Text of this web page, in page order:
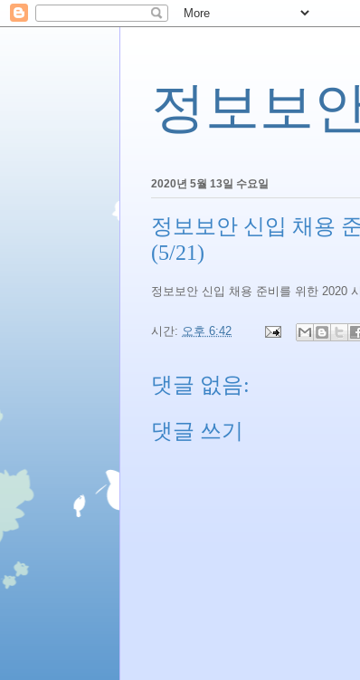
정보보
2020년 5월 13일 수요일
정보보안 신입 채용
(5/21)
정보보안 신입 채용 준비를 위한 2020
시간: 오후 6:42
댓글 없음:
댓글 쓰기